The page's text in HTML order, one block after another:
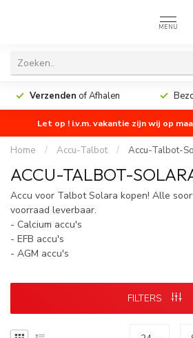
MENU
Verzenden of Afhalen
Let op ! i.v.m. vakantie zijn wij op
Home / Accu-Talbot / Accu-Talbot-
ACCU-TALBOT-
Accu voor Talbot Solara kopen! Alle
voorraad leverbaar.
- Calcium accu's
- EFB accu's
- AGM accu's
FILTERS